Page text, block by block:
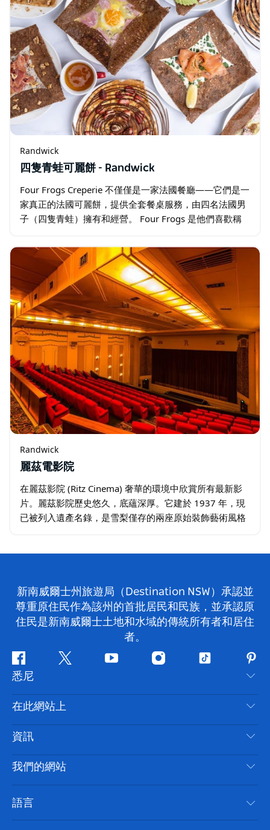
Randwick
四隻青蛙可麗餅 - Randwick
Four Frogs Creperie 不僅僅是一家法國餐廳——它們是一
家真正的法國可麗餅，提供全套餐桌服務，由四名法國男
子（四隻青蛙）擁有和經營。 Four Frogs 是他們喜歡稱
Randwick
麗茲電影院
在麗茲影院 (Ritz Cinema) 奢華的環境中欣賞所有最新影
片。麗茲影院歷史悠久，底蘊深厚。它建於 1937 年，現
已被列入遺產名錄，是雪梨僅存的兩座原始裝飾藝術風格
新南威爾士州旅遊局（Destination NSW）承認並
尊重原住民作為該州的首批居民和民族，並承認原
住民是新南威爾士土地和水域的傳統所有者和居住
者。
Facebook嘰
喳
喳
Youtube Instagram抖
悉尼
聯絡我們
免責聲明
隱私
Cookie 通知
在此網站上
目的地
要做的事情
新南威爾斯州公路旅行
活動
住宿
資訊
旅行資訊
無障礙悉尼
列出您的業務
我們的網站
語言